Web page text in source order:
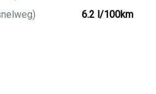
6.2 l/100km